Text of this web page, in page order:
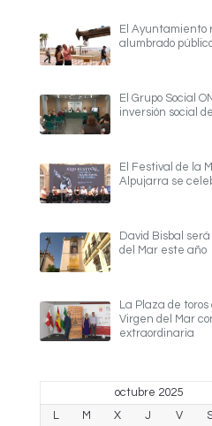
El Ayuntamiento
alumbrado
El Grupo Social
inversión social
El Festival de la
Alpujarra se
David Bisbal
del Mar este año
La Plaza de
Virgen del Mar
extraordinaria
octubre 2025
L
M X J V